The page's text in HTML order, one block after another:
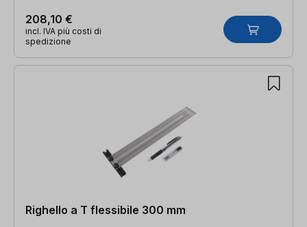
208,10 €
incl. IVA più costi di
spedizione
Righello a T flessibile 300 mm